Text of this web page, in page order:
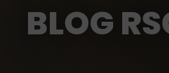
BLOG